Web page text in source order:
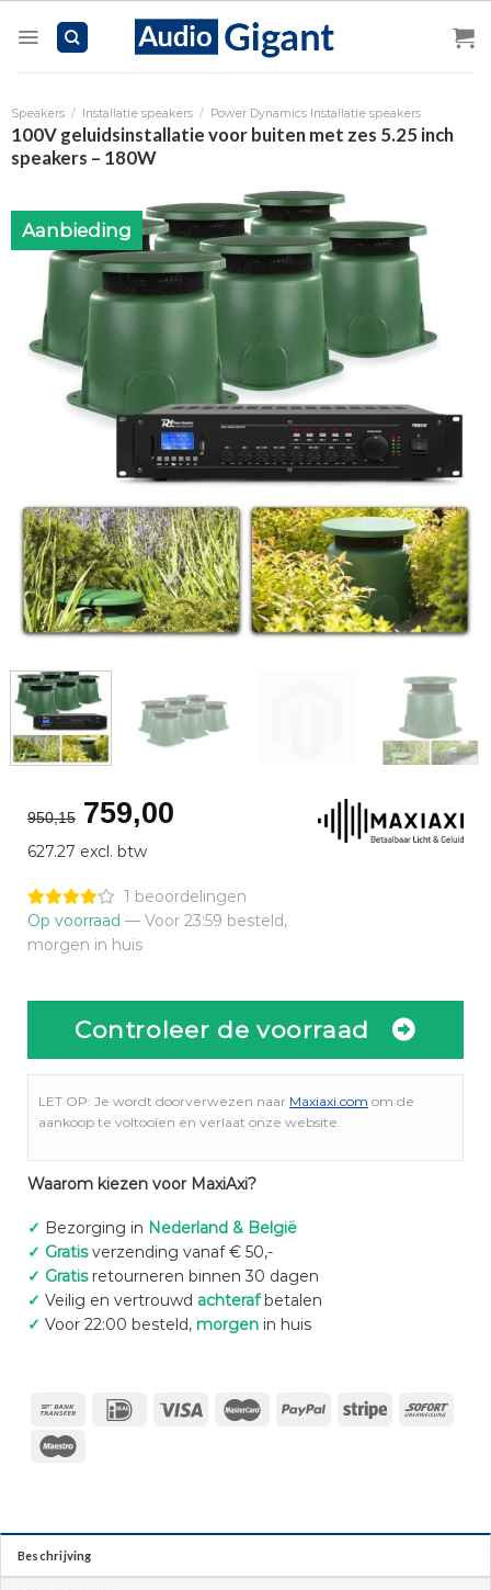
Speakers / Installatie speakers / Power Dynamics Installatie speakers
100V geluidsinstallatie voor buiten met zes 5.25 inch
speakers – 180W
Aanbieding
950,15 Oorspronkelijke
prijs
was:
€950,15.
759,00Huidige
€759,00.
627.27 excl. btw
1 beoordelingen
Op voorraad — Voor 23:59 besteld,
morgen in huis
Controleer de voorraad
LET OP: Je wordt doorverwezen naar Maxiaxi.com om de
aankoop te voltooien en verlaat onze website.
Waarom kiezen voor MaxiAxi?
✓ Bezorging in Nederland & België
✓ Gratisverzending vanaf € 50,-
✓ Gratisretourneren binnen 30 dagen
✓ Veilig en vertrouwd achterafbetalen
✓ Voor 22:00 besteld, morgenin huis
Beschrijving